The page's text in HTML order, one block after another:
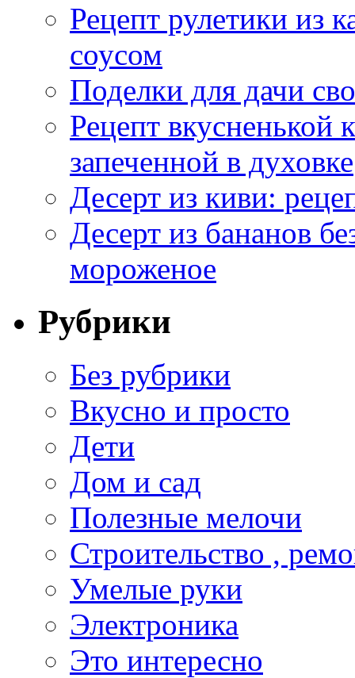
Рецепт рулетики из
соусом
Поделки для дачи
Рецепт
запеченной в духовке
Десерт из киви:
Десерт из бананов
мороженое
Рубрики
Без рубрики
Вкусно и просто
Дети
Дом и сад
Полезные мелочи
Строительство ,
Умелые руки
Электроника
Это интересно